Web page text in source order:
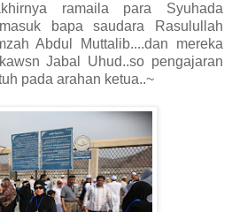
ramaila para Syuhada
bapa saudara Rasulullah
Abdul Muttalib....dan mereka
Jabal Uhud..so pengajaran
pada arahan ketua..~